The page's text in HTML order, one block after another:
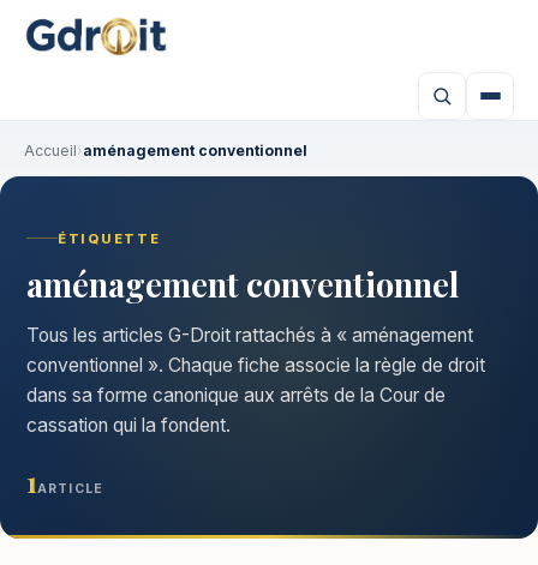
Accueil›aménagement conventionnel
ÉTIQUETTE
aménagement conventionnel
Tous les articles G-Droit rattachés à « aménagement
conventionnel ». Chaque fiche associe la règle de droit
dans sa forme canonique aux arrêts de la Cour de
cassation qui la fondent.
1 ARTICLE